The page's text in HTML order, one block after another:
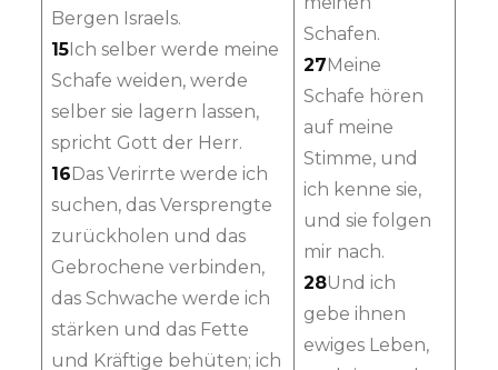
Bergen Israels.
15Ich selber werde meine
Schafe weiden, werde
selber sie lagern lassen,
spricht Gott der Herr.
16Das Verirrte werde ich
suchen, das Versprengte
zurückholen und das
Gebrochene verbinden,
das Schwache werde ich
stärken und das Fette
und Kräftige behüten; ich
Schafen.
27Meine
Schafe hören
auf meine
Stimme, und
ich kenne sie,
und sie folgen
mir nach.
28Und ich
gebe ihnen
ewiges Leben,